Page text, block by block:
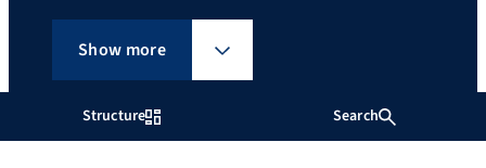
Structure Search
Show more